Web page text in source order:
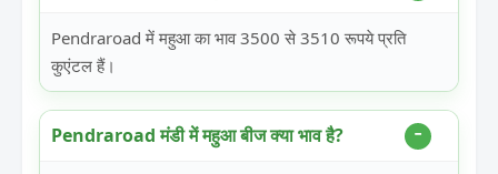
Pendraroad में महुआ का भाव 3500 से 3510 रूपये प्रति
कुएंटल हैं।
Pendraroad मंडी में महुआ बीज क्या भाव है?